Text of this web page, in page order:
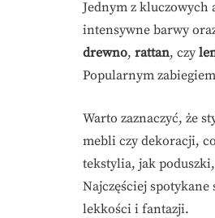
Jednym z kluczowych
intensywne barwy
drewno, rattan, czy
Popularnym
Warto zaznaczyć, że
mebli czy dekoracji,
tekstylia, jak
Najczęściej
lekkości i fantazji.